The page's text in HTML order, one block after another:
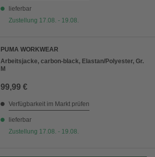
lieferbar
Zustellung 17.08. - 19.08.
PUMA WORKWEAR
Arbeitsjacke, carbon-black, Elastan/Polyester, Gr.
M
99,99 €
Verfügbarkeit im Markt prüfen
lieferbar
Zustellung 17.08. - 19.08.